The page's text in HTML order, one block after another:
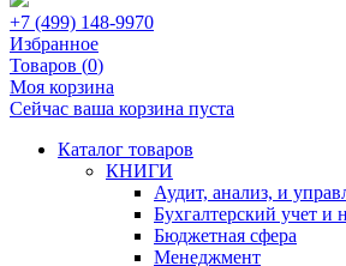
+7 (499) 148-9970
Избранное
Товаров (0)
Моя корзина
Сейчас ваша корзина пуста
Каталог товаров
КНИГИ
Аудит, анализ, и
Бухгалтерский учет и
Бюджетная сфера
Менеджмент